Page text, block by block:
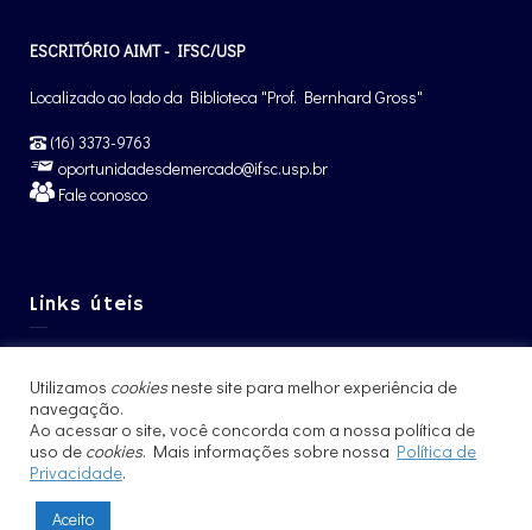
ESCRITÓRIO AIMT - IFSC/USP
Localizado ao lado da Biblioteca "Prof. Bernhard Gross"
(16) 3373-9763
oportunidadesdemercado@ifsc.usp.br
Fale conosco
Links úteis
Pós-Graduação IFSC
Intercâmbio – CCNInt
Utilizamos cookiesneste site para melhor experiência de
navegação.
Ao acessar o site, você concorda com a nossa política de
uso de cookies. Mais informações sobre nossa Política de
Privacidade.
Aceito